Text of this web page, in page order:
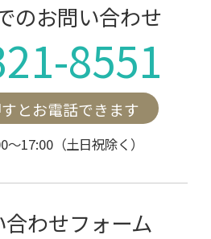
のお問い合わせ
8551
とお電話できます
17:00（土日祝除く）
合わせフォーム